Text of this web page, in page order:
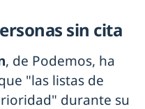
sin cita
, de Podemos, ha
"las listas de
durante su